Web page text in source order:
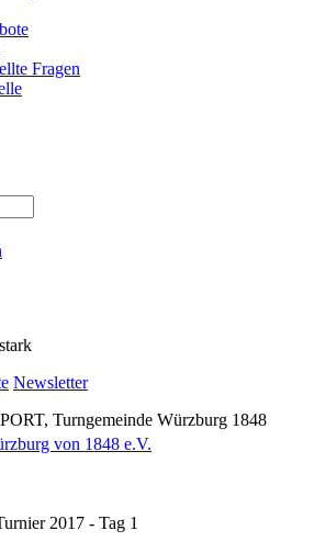
Fragen
Newsletter
von 1848 e.V.
2017 - Tag 1